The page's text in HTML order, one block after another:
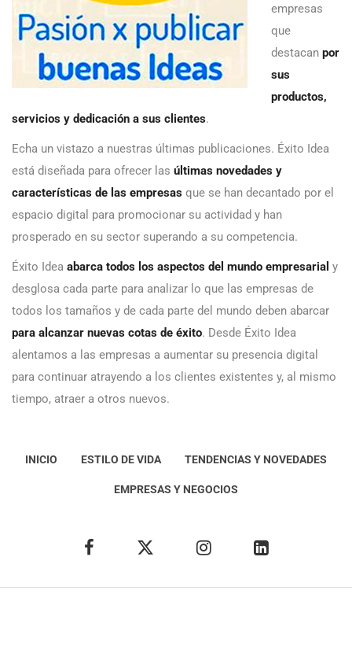
empresas
que
destacan por
sus
productos,
servicios y dedicación a sus clientes.
Echa un vistazo a nuestras últimas publicaciones. Éxito Idea
está diseñada para ofrecer las últimas novedades y
características de las empresas que se han decantado por el
espacio digital para promocionar su actividad y han
prosperado en su sector superando a su competencia.
Éxito Idea abarca todos los aspectos del mundo empresarial y
desglosa cada parte para analizar lo que las empresas de
todos los tamaños y de cada parte del mundo deben abarcar
para alcanzar nuevas cotas de éxito. Desde Éxito Idea
alentamos a las empresas a aumentar su presencia digital
para continuar atrayendo a los clientes existentes y, al mismo
tiempo, atraer a otros nuevos.
INICIO ESTILO DE VIDA TENDENCIAS Y NOVEDADES
EMPRESAS Y NEGOCIOS